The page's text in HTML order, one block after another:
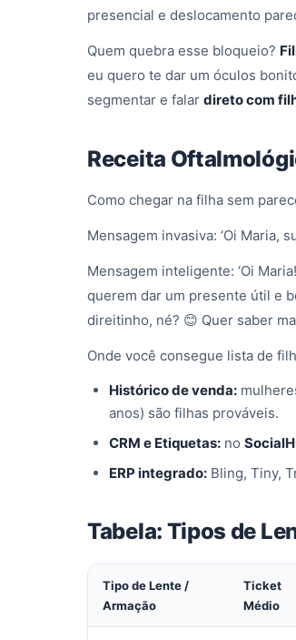
presencial e deslocamento
Quem quebra esse bloqueio?
eu quero te dar um óculos
segmentar e falar direto com
Receita
Como chegar na filha sem
Mensagem invasiva: ‘Oi Maria,
Mensagem inteligente: ‘Oi
querem dar um presente útil e
direitinho, né? 😊 Quer saber
Onde você consegue lista de
Histórico de venda:
anos) são filhas prováveis.
CRM e Etiquetas: no
ERP integrado: Bling, Tiny,
Tabela: Tipos de
Tipo de Lente /
Armação
Ticket
Médio